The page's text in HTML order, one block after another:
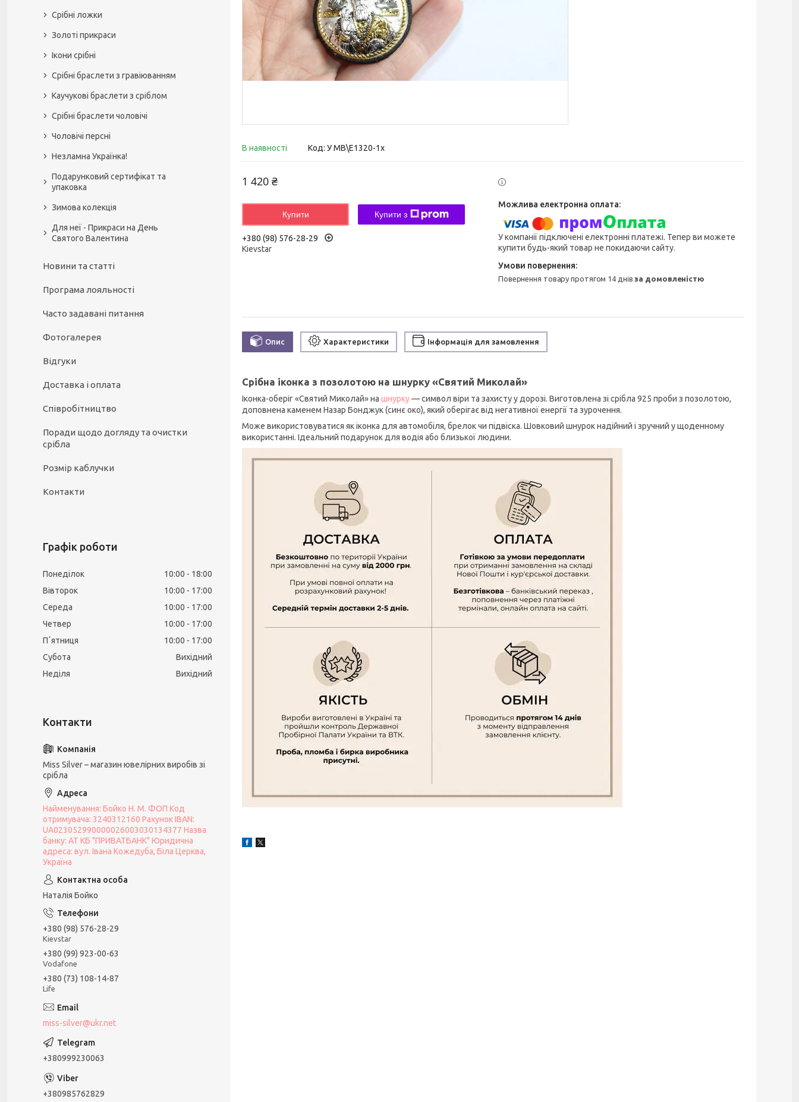
В наявності Код: У MB\E1320-1x
1 420 ₴
Купити Купити з
+380 (98) 576-28-29
Kievstar
У компанії підключені електронні платежі. Тепер ви можете
купити будь-який товар не покидаючи сайту.
повернення товару протягом 14 днівза домовленістю
Опис Характеристики Інформація для замовлення
Срібна іконка з позолотою на шнурку «Святий Миколай»
Іконка-оберіг «Святий Миколай» на шнурку— символ віри та захисту у дорозі. Виготовлена зі срібла 925 проби з позолотою,
доповнена каменем Назар Бонджук (синє око), який оберігає від негативної енергії та зурочення.
Може використовуватися як іконка для автомобіля, брелок чи підвіска. Шовковий шнурок надійний і зручний у щоденному
використанні. Ідеальний подарунок для водія або близької людини.
Срібні ложки
Золоті прикраси
Ікони срібні
Срібні браслети з гравіюванням
Каучукові браслети з сріблом
Срібні браслети чоловічі
Чоловічі персні
Незламна Українка!
Подарунковий сертифікат та
упаковка
Зимова колекція
Для неї - Прикраси на День
Святого Валентина
Новини та статті
Програма лояльності
Часто задавані питання
Фотогалерея
Відгуки
Доставка і оплата
Співробітництво
Поради щодо догляду та очистки
срібла
Розмір каблучки
Контакти
Графік роботи
Понеділок 10:00
18:00
Вівторок
10:00
17:00
Середа
10:00
17:00
Четвер
10:00
17:00
Пʼятниця
10:00
17:00
Субота
Вихідний
Неділя
Вихідний
Miss Silver – магазин ювелірних виробів зі
срібла
Найменування: Бойко Н. М. ФОП Код
отримувача: 3240312160 Рахунок IBAN:
UA023052990000026003030134377 Назва
банку: АТ КБ "ПРИВАТБАНК" Юридична
адреса: вул. Івана Кожедуба, Біла Церква,
Україна
Наталія Бойко
+380 (98) 576-28-29
Kievstar
+380 (99) 923-00-63
Vodafone
+380 (73) 108-14-87
Life
miss-silver@ukr.net
+380999230063
+380985762829